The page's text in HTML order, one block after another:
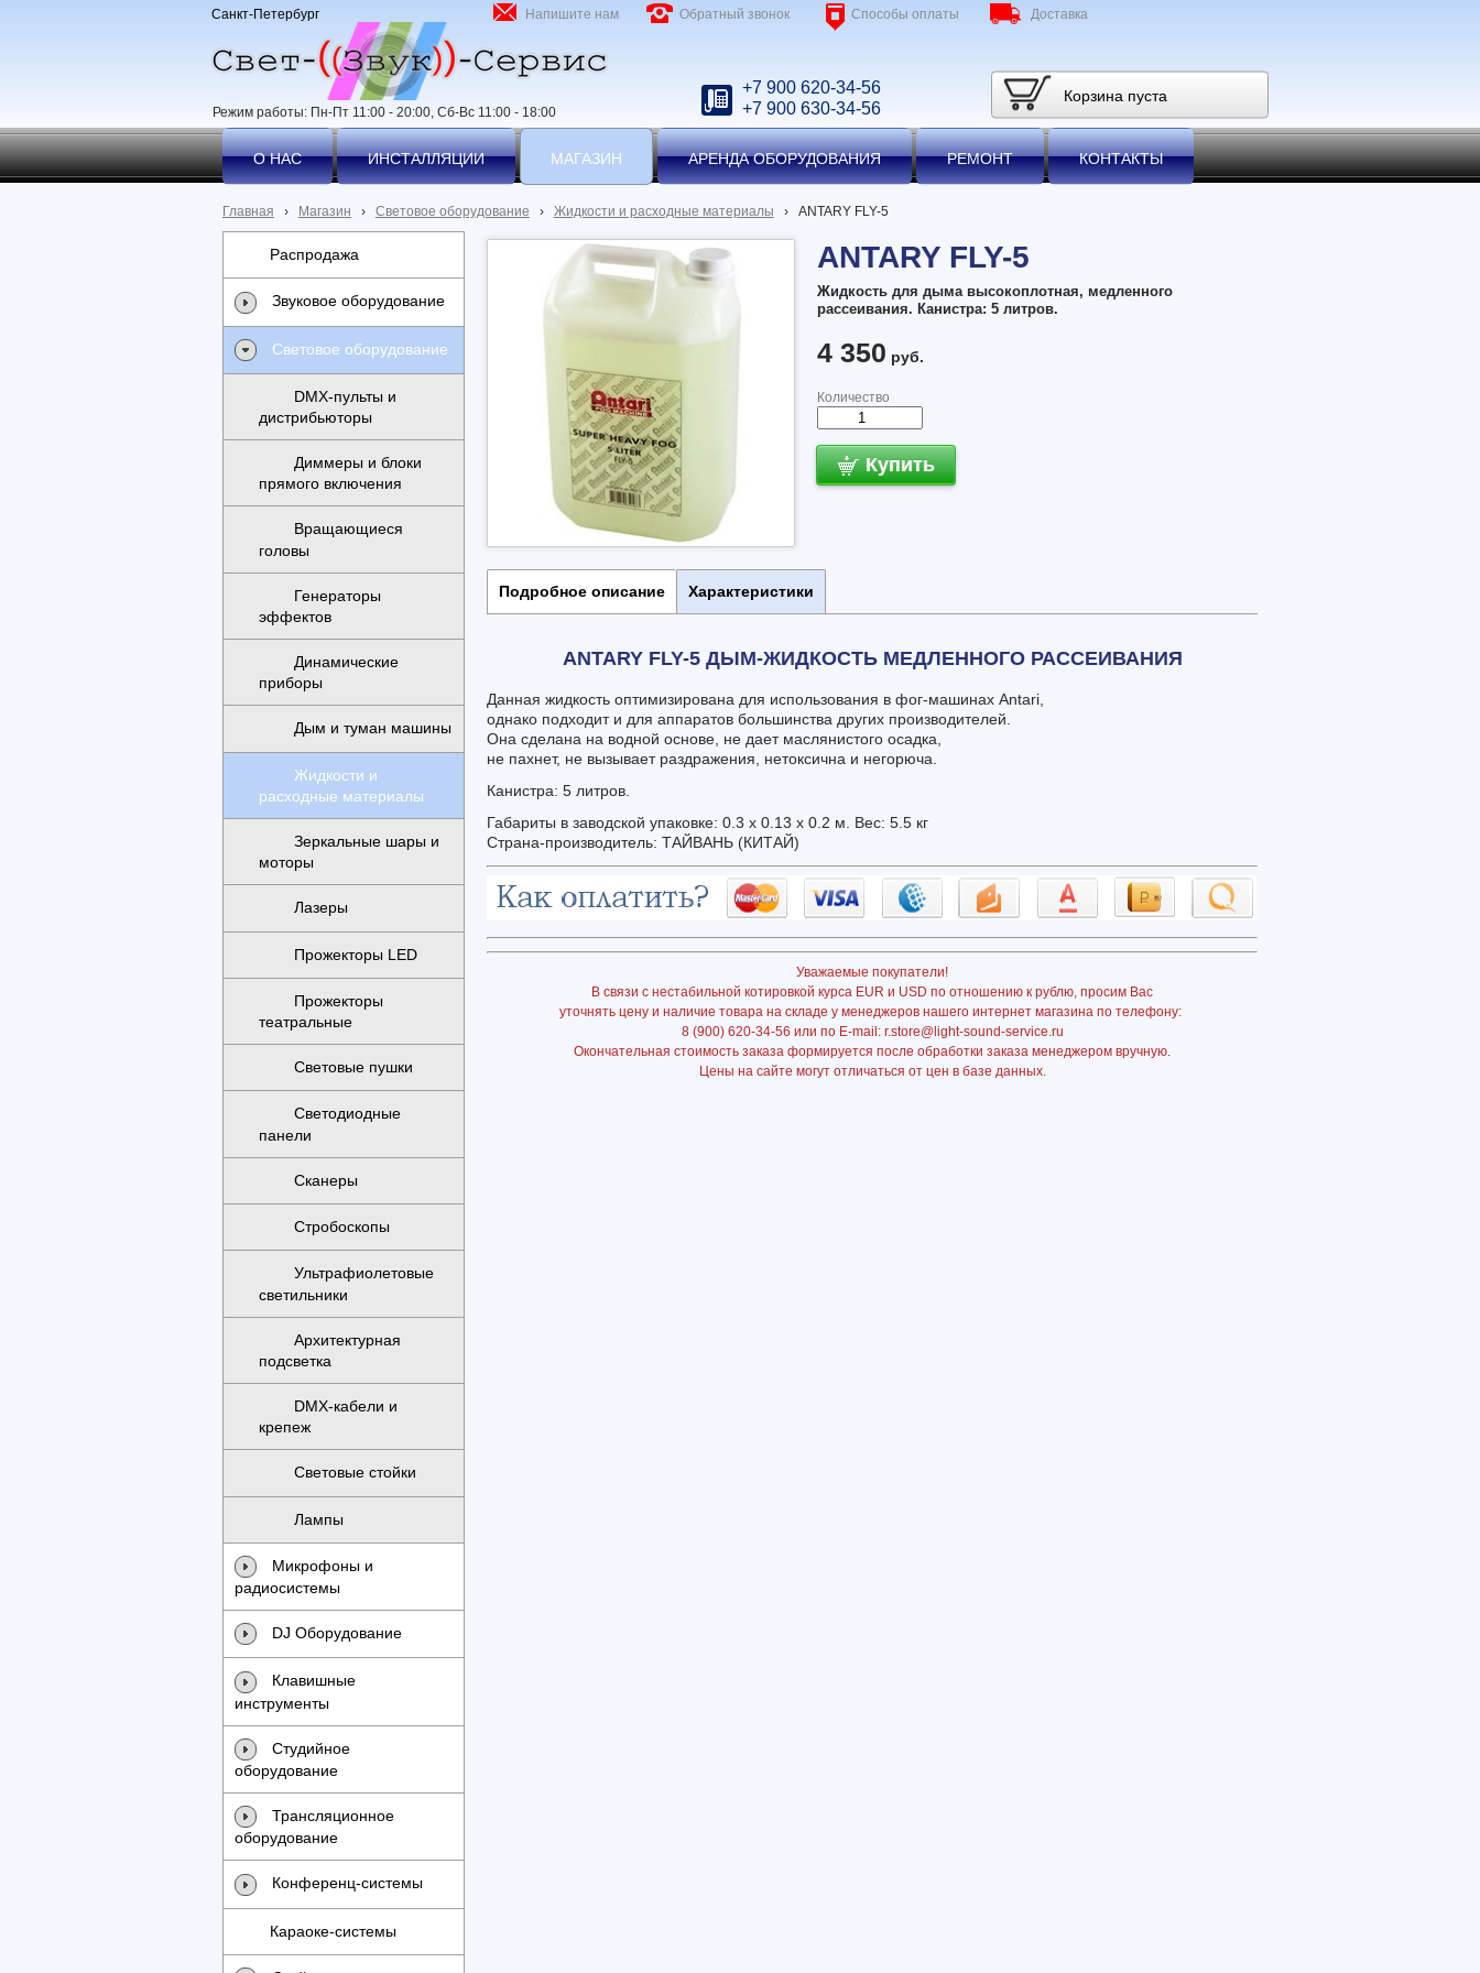
Корзина пуста
Режим работы: Пн-Пт 11:00 - 20:00, Сб-Вс 11:00 - 18:00
Обратный звонок
+7 900 630-34-56
Напишите нам
+7 900 620-34-56
Санкт-Петербург Способы оплаты Доставка
О НАС ИНСТАЛЛЯЦИИ МАГАЗИН АРЕНДА ОБОРУДОВАНИЯ РЕМОНТ КОНТАКТЫ
Главная › Магазин › Световое оборудование › Жидкости и расходные материалы › ANTARY FLY-5
Распродажа
Звуковое оборудование
Световое оборудование
DMX-пульты и
дистрибьюторы
Диммеры и блоки
прямого включения
Вращающиеся
головы
Генераторы
эффектов
Динамические
приборы
Дым и туман машины
Жидкости и
расходные материалы
Зеркальные шары и
моторы
Лазеры
Прожекторы LED
Прожекторы
театральные
Световые пушки
Светодиодные
панели
Сканеры
Стробоскопы
Ультрафиолетовые
светильники
Архитектурная
подсветка
DMX-кабели и
крепеж
Световые стойки
Лампы
Микрофоны и
радиосистемы
DJ Оборудование
Клавишные
инструменты
Студийное
оборудование
Трансляционное
оборудование
Конференц-системы
Караоке-системы
ANTARY FLY-5
Жидкость для дыма высокоплотная, медленного
рассеивания. Канистра: 5 литров.
4 350 руб.
Количество
Купить
Подробное описание Характеристики
ANTARY FLY-5 ДЫМ-ЖИДКОСТЬ МЕДЛЕННОГО РАССЕИВАНИЯ
Данная жидкость оптимизирована для использования в фог-машинах Antari,
однако подходит и для аппаратов большинства других производителей.
Она сделана на водной основе, не дает маслянистого осадка,
не пахнет, не вызывает раздражения, нетоксична и негорюча.
Канистра: 5 литров.
Габариты в заводской упаковке: 0.3 x 0.13 x 0.2 м. Вес: 5.5 кг
Страна-производитель: ТАЙВАНЬ (КИТАЙ)
Уважаемые покупатели!
В связи с нестабильной котировкой курса EUR и USD по отношению к рублю, просим Вас
уточнять цену и наличие товара на складе у менеджеров нашего интернет магазина по телефону:
8 (900) 620-34-56 или по E-mail: r.store@light-sound-service.ru
Окончательная стоимость заказа формируется после обработки заказа менеджером вручную.
Цены на сайте могут отличаться от цен в базе данных.